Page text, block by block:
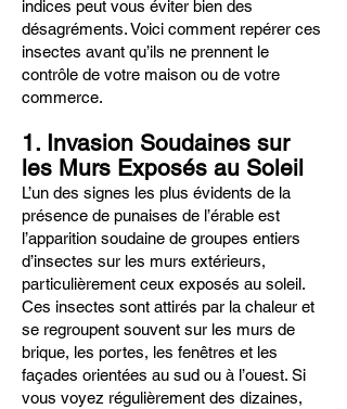
indices peut vous éviter bien des
désagréments. Voici comment repérer ces
insectes avant qu’ils ne prennent le
contrôle de votre maison ou de votre
commerce.
1. Invasion Soudaines sur
les Murs Exposés au Soleil
L’un des signes les plus évidents de la
présence de punaises de l’érable est
l’apparition soudaine de groupes entiers
d’insectes sur les murs extérieurs,
particulièrement ceux exposés au soleil.
Ces insectes sont attirés par la chaleur et
se regroupent souvent sur les murs de
brique, les portes, les fenêtres et les
façades orientées au sud ou à l’ouest. Si
vous voyez régulièrement des dizaines,